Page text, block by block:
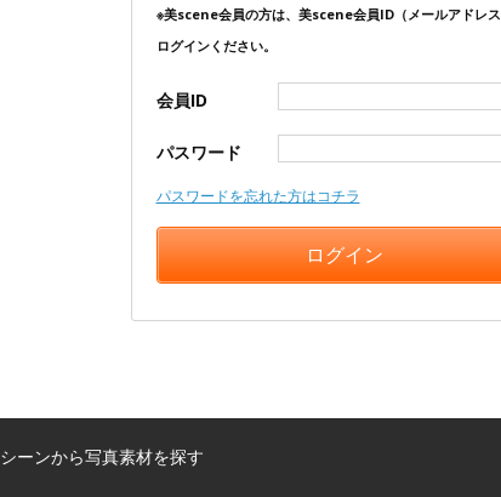
※美scene会員の方は、美scene会員ID（メールアドレ
ログインください。
会員ID
パスワード
パスワードを忘れた方はコチラ
シーンから写真素材を探す